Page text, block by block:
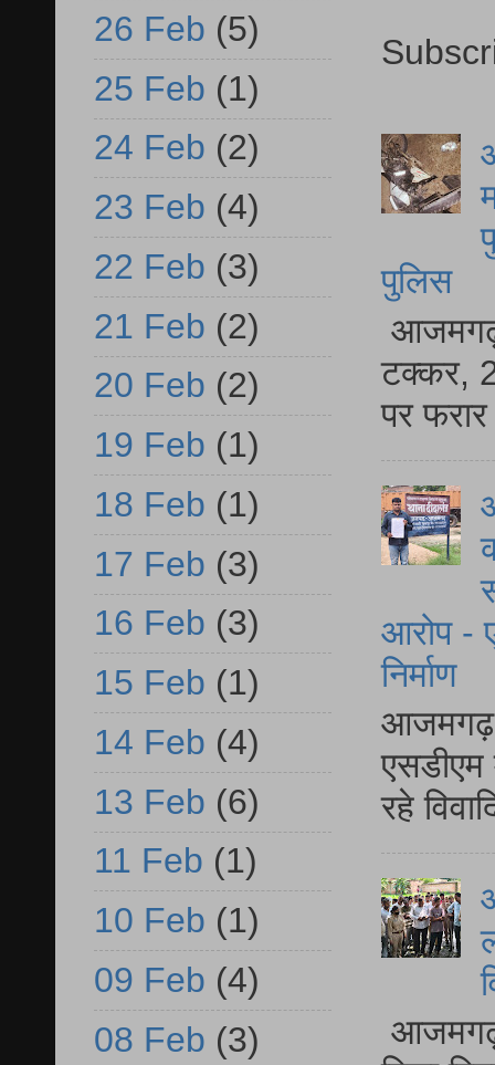
पुलिस
आजमगढ़
टक्कर,
पर
आरोप -
निर्माण
आजमगढ़
एसडीएम
रहे
आजमगढ़
26 Feb (5)
25 Feb (1)
24 Feb (2)
23 Feb (4)
22 Feb (3)
21 Feb (2)
20 Feb (2)
19 Feb (1)
18 Feb (1)
17 Feb (3)
16 Feb (3)
15 Feb (1)
14 Feb (4)
13 Feb (6)
11 Feb (1)
10 Feb (1)
09 Feb (4)
08 Feb (3)